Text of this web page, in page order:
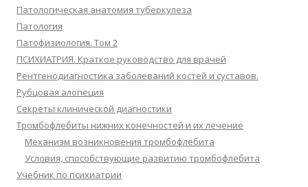
Патологическая анатомия туберкулеза
Патология
Патофизиология. Том 2
ПСИХИАТРИЯ. Краткое руководство для врачей
Рентгенодиагностика заболеваний костей и суставов.
Рубцовая алопеция
Секреты клинической диагностики
Тромбофлебиты нижних конечностей и их лечение
Механизм возникновения тромбофлебита
Условия, способствующие развитию тромбофлебита
Учебник по психиатрии